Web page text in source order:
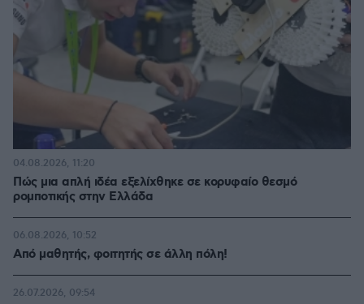
Πώς μια απλή ιδέα εξελίχθηκε σε κορυφαίο θεσμό
ρομποτικής στην Ελλάδα
04.08.2026, 11:20
Από μαθητής, φοιτητής σε άλλη πόλη!
06.08.2026, 10:52
26.07.2026, 09:54